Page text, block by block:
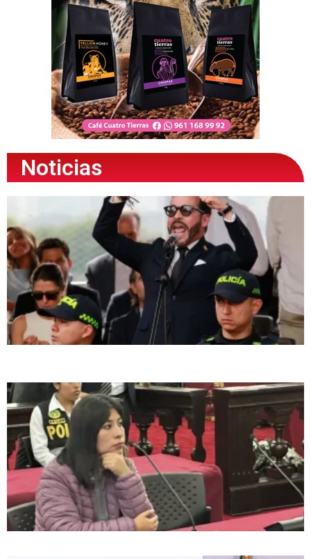
Noticias